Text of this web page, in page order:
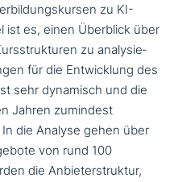
zu KI-
ist es, einen Überblick über
zu ana­ly­sie­
für die Entwicklung des
sehr dynamisch und die
Jahren zumindest
die Analyse gehen über
von rund 100
die Anbieterstruktur,